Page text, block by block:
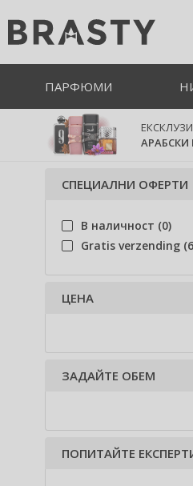
ПАРФЮМИ
СПЕЦИАЛНИ ОФЕРТИ
В наличност (0)
Gratis verzending
ЦЕНА
ЗАДАЙТЕ ОБЕМ
ПОПИТАЙТЕ